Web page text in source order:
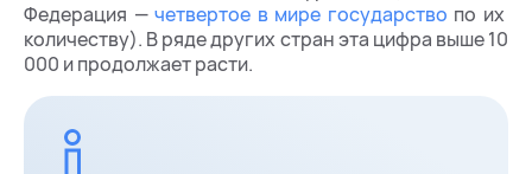
Федерация —четвертое в мире государство по их
количеству). В ряде других стран эта цифра выше 10
000 и продолжает расти.